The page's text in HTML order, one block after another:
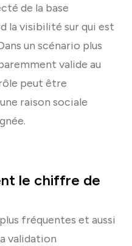
de la base
la visibilité sur qui est
un scénario plus
valide au
peut être
raison sociale
le chiffre de
fréquentes et aussi
validation